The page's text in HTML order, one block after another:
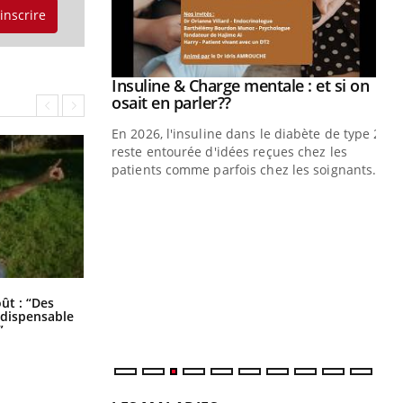
: “Des
mental ou
de la
ce qui la rend
Youtube
Insuline & Charge mentale : et si on
osait en parler??Youtube
En 2026, l'insuline dans le diabète de type 2
reste entourée d'idées reçues chez les
patients comme parfois chez les soignants.